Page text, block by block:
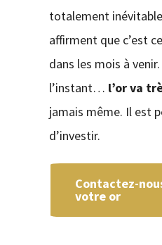
totalement
affirment que c’est
dans les mois à
l’instant… l’or va
jamais même. Il est
d’investir.
Contactez-
votre or